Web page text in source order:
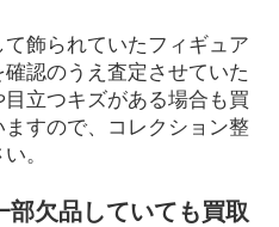
飾られていたフィギュア
認のうえ査定させていた
立つキズがある場合も買
すので、コレクション整
。
欠品していても買取